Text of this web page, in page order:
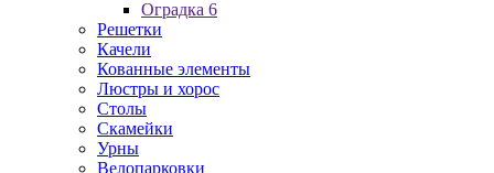
Оградка 6
Решетки
Качели
Кованные элементы
Люстры и хорос
Столы
Скамейки
Урны
Велопарковки